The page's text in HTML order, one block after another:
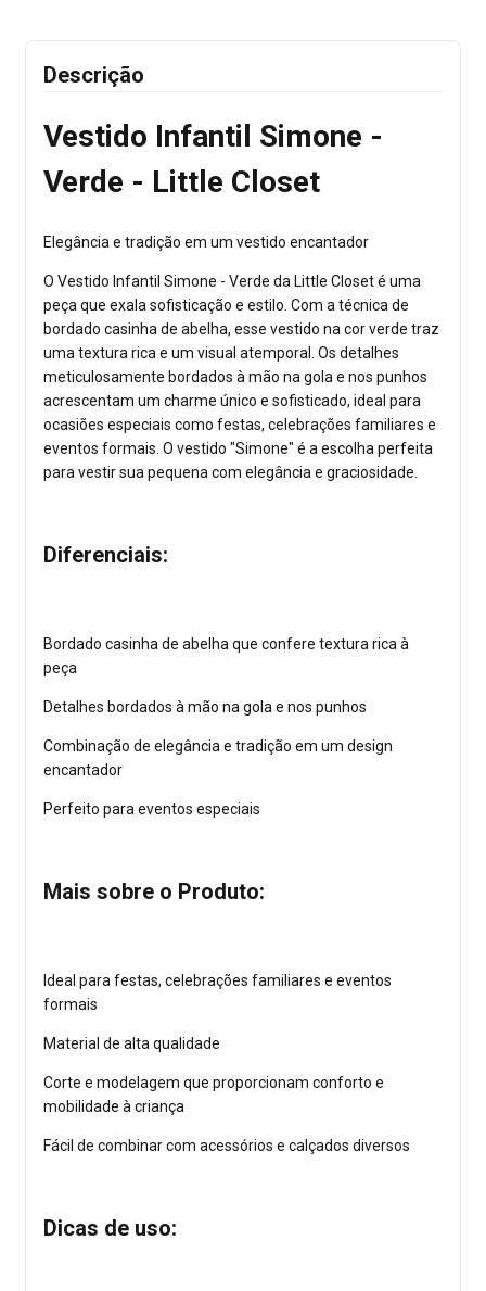
Descrição
Vestido Infantil Simone -
Verde - Little Closet
Elegância e tradição em um vestido encantador
O Vestido Infantil Simone - Verde da Little Closet é uma
peça que exala sofisticação e estilo. Com a técnica de
bordado casinha de abelha, esse vestido na cor verde traz
uma textura rica e um visual atemporal. Os detalhes
meticulosamente bordados à mão na gola e nos punhos
acrescentam um charme único e sofisticado, ideal para
ocasiões especiais como festas, celebrações familiares e
eventos formais. O vestido "Simone" é a escolha perfeita
para vestir sua pequena com elegância e graciosidade.
Diferenciais:
Bordado casinha de abelha que confere textura rica à
peça
Detalhes bordados à mão na gola e nos punhos
Combinação de elegância e tradição em um design
encantador
Perfeito para eventos especiais
Mais sobre o Produto:
Ideal para festas, celebrações familiares e eventos
formais
Material de alta qualidade
Corte e modelagem que proporcionam conforto e
mobilidade à criança
Fácil de combinar com acessórios e calçados diversos
Dicas de uso: